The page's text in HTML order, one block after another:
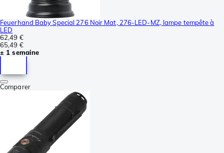
Feuerhand Baby Special 276 Noir Mat, 276-LED-MZ, lampe tempête à
LED
62,49 €
65,49 €
± 1 semaine
Comparer